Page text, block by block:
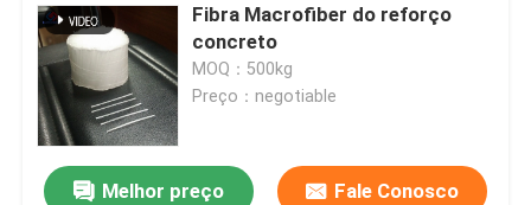
Fibra Macrofiber do reforço
concreto
MOQ：500kg
Preço：negotiable
Melhor preço Fale Conosco